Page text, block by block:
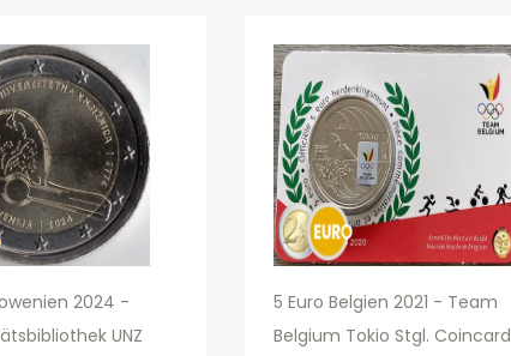
2024 -
UNZ
5 Euro Belgien 2021 - Team
Belgium Tokio Stgl. Coincard